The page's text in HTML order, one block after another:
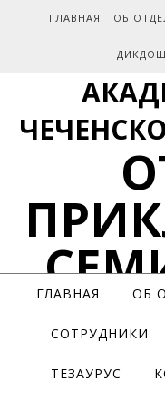
ГЛАВНАЯ ОБ
ГЛАВНАЯ ОБ
СОТРУДНИКИ
ТЕЗАУРУС